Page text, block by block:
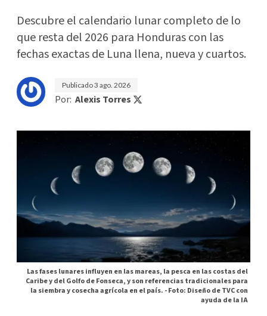
Descubre el calendario lunar completo de lo
que resta del 2026 para Honduras con las
fechas exactas de Luna llena, nueva y cuartos.
Publicado3 ago. 2026
Por: Alexis Torres
Las fases lunares influyen en las mareas, la pesca en las costas del
Caribe y del Golfo de Fonseca, y son referencias tradicionales para
la siembra y cosecha agrícola en el país. -Foto: Diseño de TVC con
ayuda de la IA